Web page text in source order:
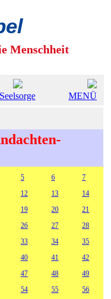
Menschheit
Seelsorge MENÜ
5 6
7
12 13
14
19 20
21
26 27
28
33 34
35
40 41
42
47 48
49
54 55
56